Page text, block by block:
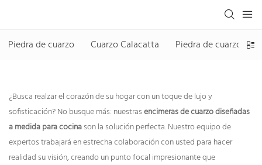
Piedra de cuarzo Cuarzo Calacatta Piedra de cuarzo sin
¿Busca realzar el corazón de su hogar con un toque de lujo y
sofisticación? No busque más: nuestrasencimeras de cuarzo diseñadas
a medida para cocinason la solución perfecta. Nuestro equipo de
expertos trabajará en estrecha colaboración con usted para hacer
realidad su visión, creando un punto focal impresionante que